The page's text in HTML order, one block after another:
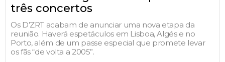
três concertos
Os D’ZRT acabam de anunciar uma nova etapa da
reunião. Haverá espetáculos em Lisboa, Algés e no
Porto, além de um passe especial que promete levar
os fãs “de volta a 2005”.